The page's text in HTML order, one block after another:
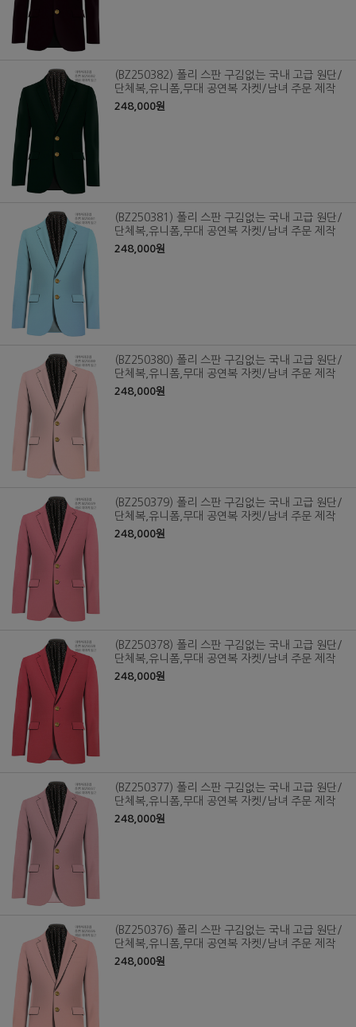
(BZ250382) 폴리 스판 구김없는 국내 고급 원단/
단체복,유니폼,무대 공연복 자켓/남녀 주문 제작
248,000원
(BZ250381) 폴리 스판 구김없는 국내 고급 원단/
단체복,유니폼,무대 공연복 자켓/남녀 주문 제작
248,000원
(BZ250380) 폴리 스판 구김없는 국내 고급 원단/
단체복,유니폼,무대 공연복 자켓/남녀 주문 제작
248,000원
(BZ250379) 폴리 스판 구김없는 국내 고급 원단/
단체복,유니폼,무대 공연복 자켓/남녀 주문 제작
248,000원
(BZ250378) 폴리 스판 구김없는 국내 고급 원단/
단체복,유니폼,무대 공연복 자켓/남녀 주문 제작
248,000원
(BZ250377) 폴리 스판 구김없는 국내 고급 원단/
단체복,유니폼,무대 공연복 자켓/남녀 주문 제작
248,000원
(BZ250376) 폴리 스판 구김없는 국내 고급 원단/
단체복,유니폼,무대 공연복 자켓/남녀 주문 제작
248,000원